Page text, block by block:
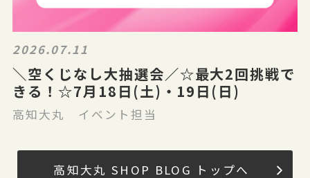
2026.07.11
＼空くじなし大抽選会／☆最大2回挑戦で
きる！☆7月18日(土)・19日(日)
高知大丸 イベント担当
高知大丸 SHOP BLOG トップへ